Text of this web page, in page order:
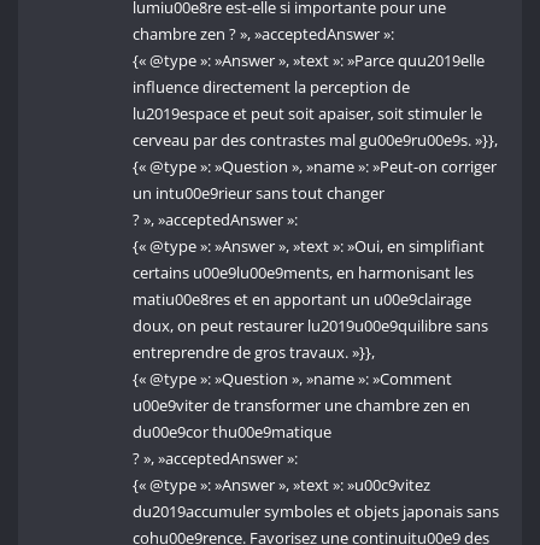
lumiu00e8re est-elle si importante pour une
chambre zen ? », »acceptedAnswer »:
{« @type »: »Answer », »text »: »Parce quu2019elle
influence directement la perception de
lu2019espace et peut soit apaiser, soit stimuler le
cerveau par des contrastes mal gu00e9ru00e9s. »}},
{« @type »: »Question », »name »: »Peut-on corriger
un intu00e9rieur sans tout changer
? », »acceptedAnswer »:
{« @type »: »Answer », »text »: »Oui, en simplifiant
certains u00e9lu00e9ments, en harmonisant les
matiu00e8res et en apportant un u00e9clairage
doux, on peut restaurer lu2019u00e9quilibre sans
entreprendre de gros travaux. »}},
{« @type »: »Question », »name »: »Comment
u00e9viter de transformer une chambre zen en
du00e9cor thu00e9matique
? », »acceptedAnswer »:
{« @type »: »Answer », »text »: »u00c9vitez
du2019accumuler symboles et objets japonais sans
cohu00e9rence. Favorisez une continuitu00e9 des